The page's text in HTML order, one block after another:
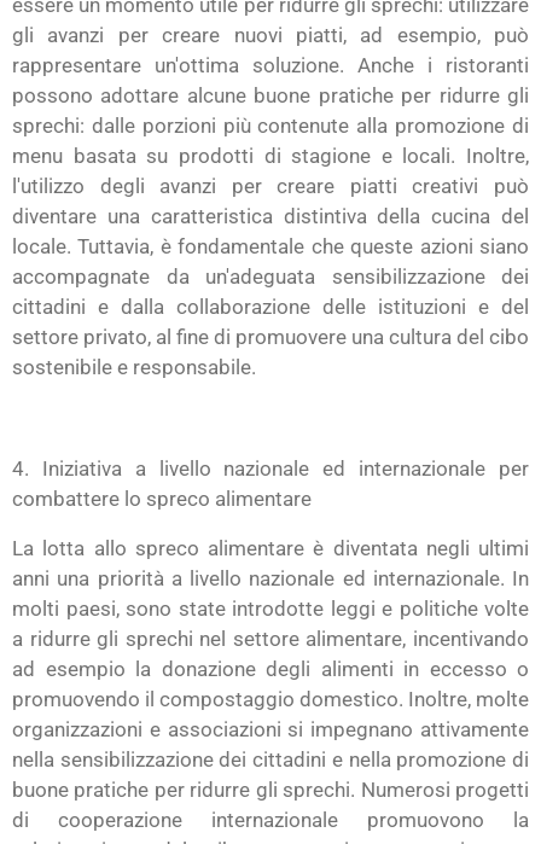
essere un momento utile per ridurre gli sprechi: utilizzare
gli avanzi per creare nuovi piatti, ad esempio, può
rappresentare un'ottima soluzione. Anche i ristoranti
possono adottare alcune buone pratiche per ridurre gli
sprechi: dalle porzioni più contenute alla promozione di
menu basata su prodotti di stagione e locali. Inoltre,
l'utilizzo degli avanzi per creare piatti creativi può
diventare una caratteristica distintiva della cucina del
locale. Tuttavia, è fondamentale che queste azioni siano
accompagnate da un'adeguata sensibilizzazione dei
cittadini e dalla collaborazione delle istituzioni e del
settore privato, al fine di promuovere una cultura del cibo
sostenibile e responsabile.
4. Iniziativa a livello nazionale ed internazionale per
combattere lo spreco alimentare
La lotta allo spreco alimentare è diventata negli ultimi
anni una priorità a livello nazionale ed internazionale. In
molti paesi, sono state introdotte leggi e politiche volte
a ridurre gli sprechi nel settore alimentare, incentivando
ad esempio la donazione degli alimenti in eccesso o
promuovendo il compostaggio domestico. Inoltre, molte
organizzazioni e associazioni si impegnano attivamente
nella sensibilizzazione dei cittadini e nella promozione di
buone pratiche per ridurre gli sprechi. Numerosi progetti
di cooperazione internazionale promuovono la